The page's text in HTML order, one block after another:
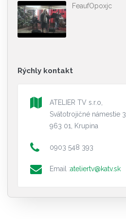
FeaufOpoxjc
Rýchly kontakt
ATELIER TV s.r.o,
Svätotrojičné námestie 3
963 01, Krupina
0903 548 393
Email :ateliertv@katv.sk